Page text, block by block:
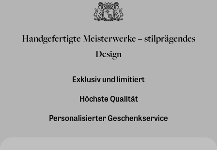
Handgefertigte Meisterwerke – stilprägendes
Design
Exklusiv und limitiert
Höchste Qualität
Personalisierter Geschenkservice